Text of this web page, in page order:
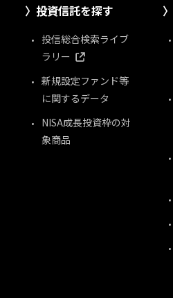
投資信託を探す
投信総合検索ライブ
ラリー
新規設定ファンド等
に関するデータ
NISA成長投資枠の対
象商品